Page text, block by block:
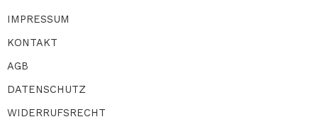
IMPRESSUM
KONTAKT
AGB
DATENSCHUTZ
WIDERRUFSRECHT